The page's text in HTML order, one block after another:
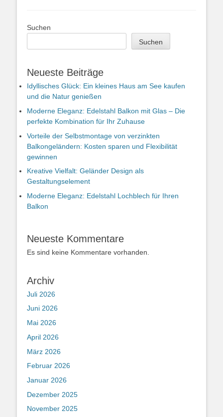
Suchen
Suchen
Neueste Beiträge
Idyllisches Glück: Ein kleines Haus am See kaufen
und die Natur genießen
Moderne Eleganz: Edelstahl Balkon mit Glas – Die
perfekte Kombination für Ihr Zuhause
Vorteile der Selbstmontage von verzinkten
Balkongeländern: Kosten sparen und Flexibilität
gewinnen
Kreative Vielfalt: Geländer Design als
Gestaltungselement
Moderne Eleganz: Edelstahl Lochblech für Ihren
Balkon
Neueste Kommentare
Es sind keine Kommentare vorhanden.
Archiv
Juli 2026
Juni 2026
Mai 2026
April 2026
März 2026
Februar 2026
Januar 2026
Dezember 2025
November 2025